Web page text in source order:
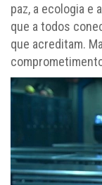
paz, a ecologia e
que a todos
que acreditam.